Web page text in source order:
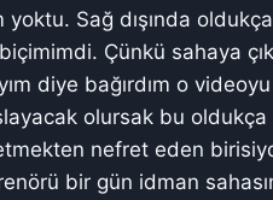
yoktu. Sağ dışında
Çünkü sahaya
diye bağırdım o
olursak bu
nefret eden
bir gün idman